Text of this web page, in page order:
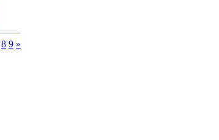
8 9 »